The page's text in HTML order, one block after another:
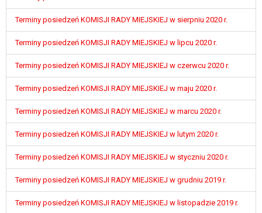
Terminy posiedzeń KOMISJI RADY MIEJSKIEJ w sierpniu 2020 r.
Terminy posiedzeń KOMISJI RADY MIEJSKIEJ w lipcu 2020 r.
Terminy posiedzeń KOMISJI RADY MIEJSKIEJ w czerwcu 2020 r.
Terminy posiedzeń KOMISJI RADY MIEJSKIEJ w maju 2020 r.
Terminy posiedzeń KOMISJI RADY MIEJSKIEJ w marcu 2020 r.
Terminy posiedzeń KOMISJI RADY MIEJSKIEJ w lutym 2020 r.
Terminy posiedzeń KOMISJI RADY MIEJSKIEJ w styczniu 2020 r.
Terminy posiedzeń KOMISJI RADY MIEJSKIEJ w grudniu 2019 r.
Terminy posiedzeń KOMISJI RADY MIEJSKIEJ w listopadzie 2019 r.